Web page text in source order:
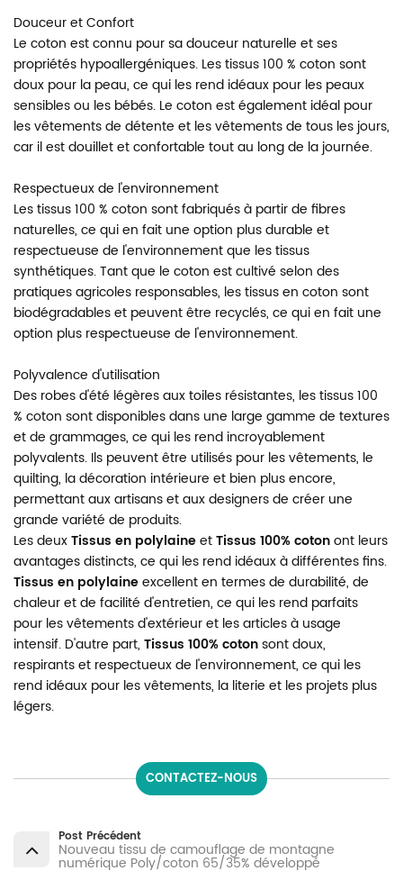
Douceur et Confort
Le coton est connu pour sa douceur naturelle et ses
propriétés hypoallergéniques. Les tissus 100 % coton sont
doux pour la peau, ce qui les rend idéaux pour les peaux
sensibles ou les bébés. Le coton est également idéal pour
les vêtements de détente et les vêtements de tous les jours,
car il est douillet et confortable tout au long de la journée.
Respectueux de l'environnement
Les tissus 100 % coton sont fabriqués à partir de fibres
naturelles, ce qui en fait une option plus durable et
respectueuse de l'environnement que les tissus
synthétiques. Tant que le coton est cultivé selon des
pratiques agricoles responsables, les tissus en coton sont
biodégradables et peuvent être recyclés, ce qui en fait une
option plus respectueuse de l'environnement.
Polyvalence d'utilisation
Des robes d'été légères aux toiles résistantes, les tissus 100
% coton sont disponibles dans une large gamme de textures
et de grammages, ce qui les rend incroyablement
polyvalents. Ils peuvent être utilisés pour les vêtements, le
quilting, la décoration intérieure et bien plus encore,
permettant aux artisans et aux designers de créer une
grande variété de produits.
Les deuxTissus en polylaineetTissus 100% cotonont leurs
avantages distincts, ce qui les rend idéaux à différentes fins.
Tissus en polylaineexcellent en termes de durabilité, de
chaleur et de facilité d'entretien, ce qui les rend parfaits
pour les vêtements d'extérieur et les articles à usage
intensif. D'autre part, Tissus 100% cotonsont doux,
respirants et respectueux de l'environnement, ce qui les
rend idéaux pour les vêtements, la literie et les projets plus
légers.
CONTACTEZ-NOUS
Post Précédent
Nouveau tissu de camouflage de montagne
numérique Poly/coton 65/35% développé